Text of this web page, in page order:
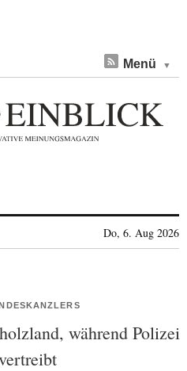
Menü
Do, 6. Aug 2026
während Polizei